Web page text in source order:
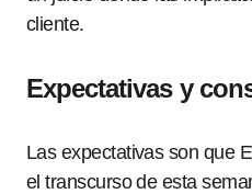
cliente.
Expectativas y
Las expectativas son que
el transcurso de esta